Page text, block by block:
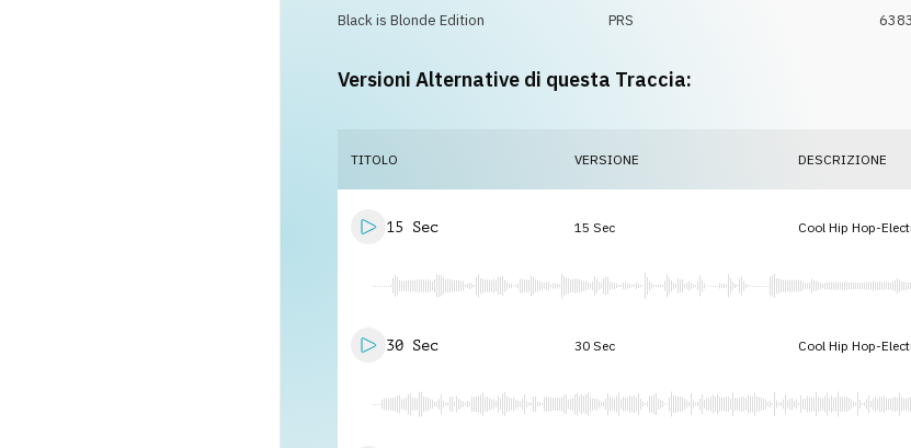
Black is Blonde Edition
PRS
Versioni Alternative di questa Traccia:
TITOLO VERSIONE DESCRIZIONE
15 Sec 15 Sec Cool Hip Hop-
30 Sec 30 Sec Cool Hip Hop-